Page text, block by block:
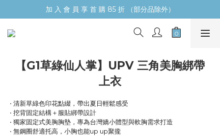
加 入 會 員 享 首 購 85 折 （部分品除外）
【G1草綠仙人掌】UPV 三角美胸綁帶
上衣
‧ 清新草綠色印花點綴，帶出夏日輕鬆感受
‧ 挖背固定結構＋服貼綁帶設計
‧ 獨家固定式美胸胸墊，專為台灣嬌小體型與軟胸需求打造
‧ 無鋼圈舒適托高，小胸也能up up聚攏